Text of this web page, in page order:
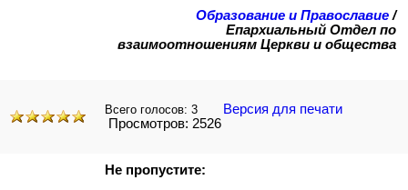
Образование и Православие /
Епархиальный Отдел по
взаимоотношениям Церкви и общества
Всего голосов: 3
Версия для печати
Просмотров: 2526
Не пропустите: